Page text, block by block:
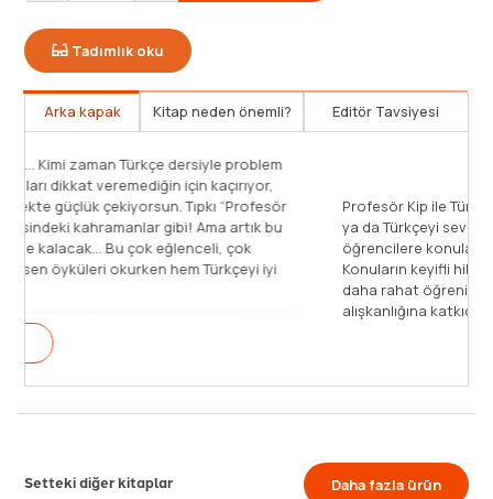
Tadımlık oku
Arka kapak Kitap neden önemli? Editör Tavsiyesi
Dur tahmin edelim... Kimi zaman Türkçe dersiyle problem
yaşıyor, bazı konuları dikkat veremediğin için kaçırıyor,
sonra da öğrenmekte güçlük çekiyorsun. Tıpkı “Profesör
Kip ile Türkçe” dizisindeki kahramanlar gibi! Ama artık bu
problemlerin geride kalacak... Bu çok eğlenceli, çok
şaşırtıcı, nefes kesen öyküleri okurken hem Türkçeyi iyi
Setteki diğer kitaplar Daha fazla ürün